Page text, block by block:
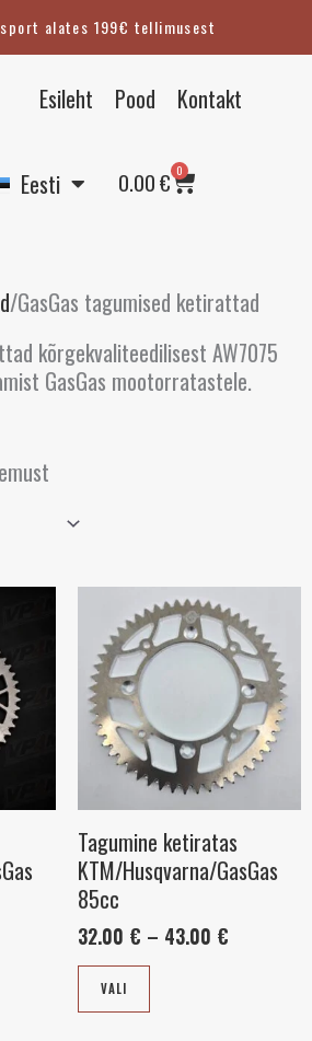
alates 199€ tellimusest
Esileht Pood Kontakt
Eesti
Suomi
Deutsch
0.00€ 0
Cart
/GasGas tagumised ketirattad
kõrgekvaliteedilisest AW7075
GasGas mootorratastele.
€
Tagumine ketiratas
KTM/Husqvarna/GasGas
85cc
32.00 € – 43.00 €
32.00 €
kuni
43.00 €
VALI
Sellel
tootel
on
varianti.
Valikuid
saab
teha
tootelehel.